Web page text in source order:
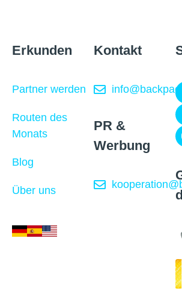
Erkunden
Partner werden
Routen des
Monats
Blog
Über uns
Kontakt
PR &
Werbung